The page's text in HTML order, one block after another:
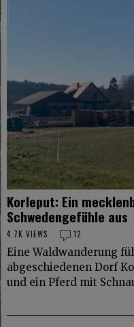
Korleput: Ein
Schwedengefühle aus
4.7K VIEWS 12
Eine Waldwanderung
abgeschiedenen Dorf
und ein Pferd mit